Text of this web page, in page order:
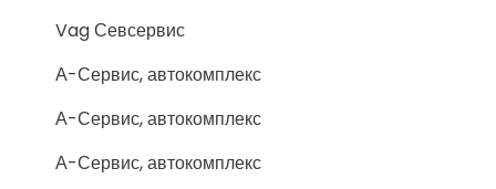
Vag Севсервис
А-Сервис, автокомплекс
А-Сервис, автокомплекс
А-Сервис, автокомплекс